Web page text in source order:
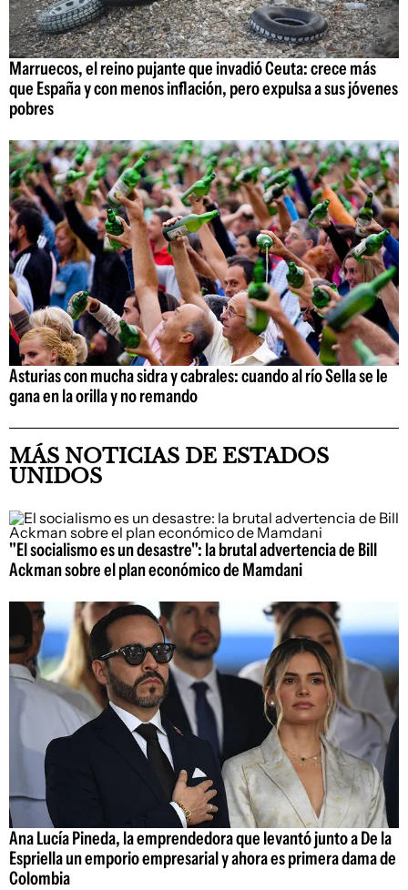
Marruecos, el reino pujante que invadió Ceuta: crece más
que España y con menos inflación, pero expulsa a sus jóvenes
pobres
Asturias con mucha sidra y cabrales: cuando al río Sella se le
gana en la orilla y no remando
MÁS NOTICIAS DE ESTADOS
UNIDOS
"El socialismo es un desastre": la brutal advertencia de Bill
Ackman sobre el plan económico de Mamdani
Ana Lucía Pineda, la emprendedora que levantó junto a De la
Espriella un emporio empresarial y ahora es primera dama de
Colombia